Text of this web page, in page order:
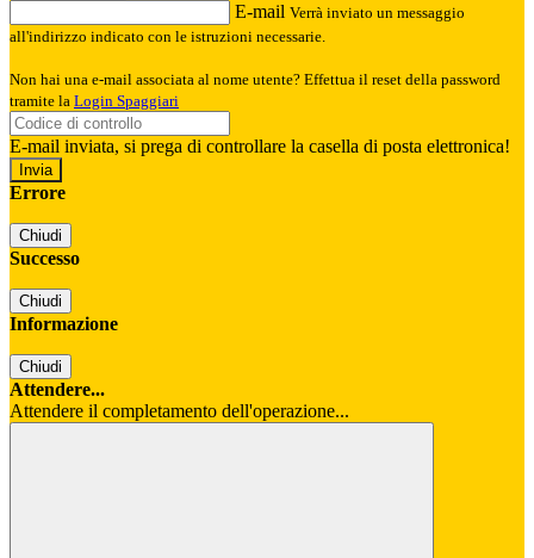
E-mail Verrà inviato un messaggio
all'indirizzo indicato con le istruzioni necessarie.
Non hai una e-mail associata al nome utente? Effettua il reset della password
tramite la Login Spaggiari
E-mail inviata, si prega di controllare la casella di posta elettronica!
Errore
Chiudi
Successo
Chiudi
Informazione
Chiudi
Attendere...
Attendere il completamento dell'operazione...